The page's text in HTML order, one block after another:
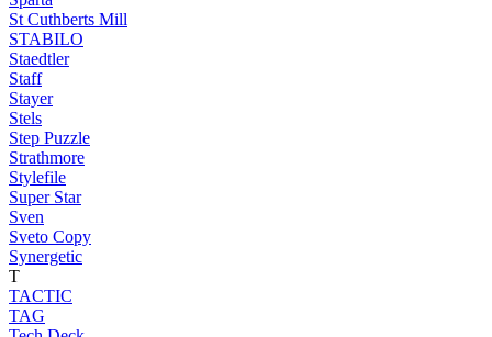
St Cuthberts Mill
STABILO
Staedtler
Staff
Stayer
Stels
Step Puzzle
Strathmore
Stylefile
Super Star
Sven
Sveto Copy
Synergetic
T
TACTIC
TAG